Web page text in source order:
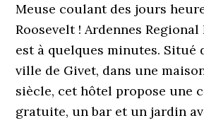
Meuse coulant des jours
Roosevelt ! Ardennes
est à quelques minutes. Situé
ville de Givet, dans une
siècle, cet hôtel propose une
gratuite, un bar et un jardin